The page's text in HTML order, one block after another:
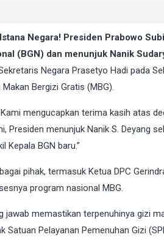
Negara! Presiden Prabowo
(BGN) dan menunjuk Nanik
Negara Prasetyo Hadi pada
Bergizi Gratis (MBG).
mengucapkan terima kasih atas
Presiden menunjuk Nanik S. Deyang
Kepala BGN baru.”
pihak, termasuk Ketua DPC
program nasional MBG.
jawab memastikan terpenuhinya gizi
Satuan Pelayanan Pemenuhan Gizi